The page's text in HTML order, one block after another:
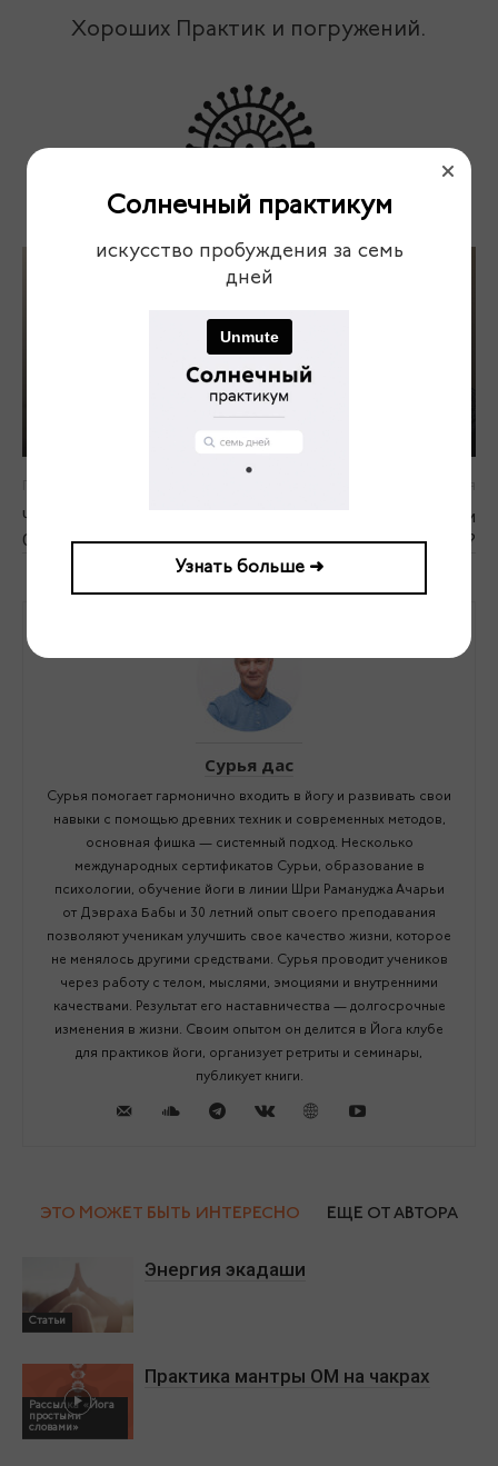
Хороших Практик и погружений.
Чернигов 2015. Сатсанг.
Сурья Дас
Вина. Чувство или
программа?
Сурья дас
Сурья помогает гармонично входить в йогу и развивать свои
навыки с помощью древних техник и современных методов,
основная фишка — системный подход. Несколько
международных сертификатов Сурьи, образование в
психологии, обучение йоги в линии Шри Рамануджа Ачарьи
от Дэвраха Бабы и 30 летний опыт своего преподавания
позволяют ученикам улучшить свое качество жизни, которое
не менялось другими средствами. Сурья проводит учеников
через работу с телом, мыслями, эмоциями и внутренними
качествами. Результат его наставничества — долгосрочные
изменения в жизни. Своим опытом он делится в Йога клубе
для практиков йоги, организует ретриты и семинары,
публикует книги.
ЭТО МОЖЕТ БЫТЬ ИНТЕРЕСНО ЕЩЕ ОТ АВТОРА
Статьи
Энергия экадаши
Рассылка «Йога
простыми
словами»
Практика мантры ОМ на чакрах
Солнечный практикум
искусство пробуждения за семь
дней
Узнать больше ➜